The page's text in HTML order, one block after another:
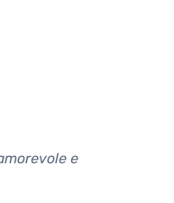
e